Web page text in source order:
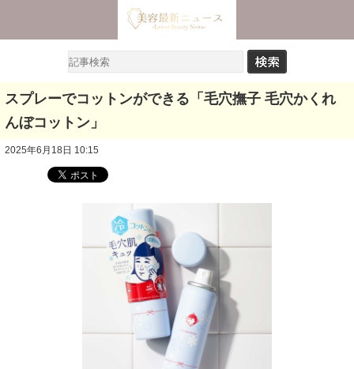
スプレーでコットンができる「毛穴撫子 毛穴かくれ
んぼコットン」
2025年6月18日 10:15